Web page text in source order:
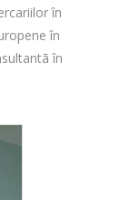
în
în
în